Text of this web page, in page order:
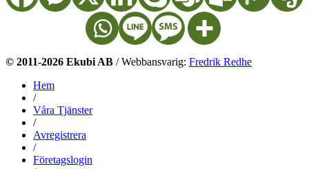
© 2011-2026 Ekubi AB / Webbansvarig: Fredrik Redhe
Hem
/
Våra Tjänster
/
Avregistrera
/
Företagslogin